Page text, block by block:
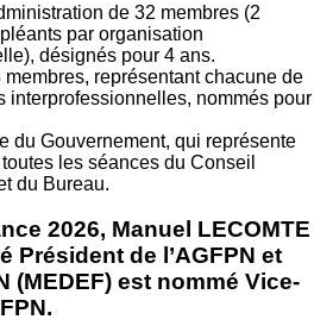
de 32 membres (2
par organisation
désignés pour 4 ans.
représentant chacune de
interprofessionnelles, nommés pour
du Gouvernement, qui représente
toutes les séances du Conseil
du Bureau.
2026, Manuel LECOMTE
Président de l’AGFPN et
(MEDEF) est nommé Vice-